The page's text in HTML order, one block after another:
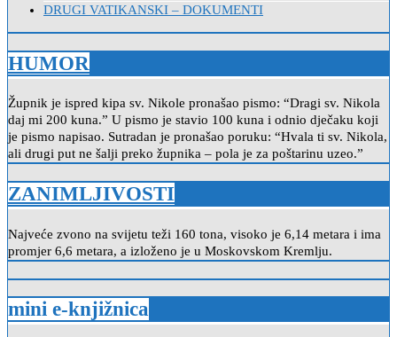
DRUGI VATIKANSKI – DOKUMENTI
HUMOR
Župnik je ispred kipa sv. Nikole pronašao pismo: “Dragi sv. Nikola
daj mi 200 kuna.” U pismo je stavio 100 kuna i odnio dječaku koji
je pismo napisao. Sutradan je pronašao poruku: “Hvala ti sv. Nikola,
ali drugi put ne šalji preko župnika – pola je za poštarinu uzeo.”
ZANIMLJIVOSTI
Najveće zvono na svijetu teži 160 tona, visoko je 6,14 metara i ima
promjer 6,6 metara, a izloženo je u Moskovskom Kremlju.
mini e-knjižnica